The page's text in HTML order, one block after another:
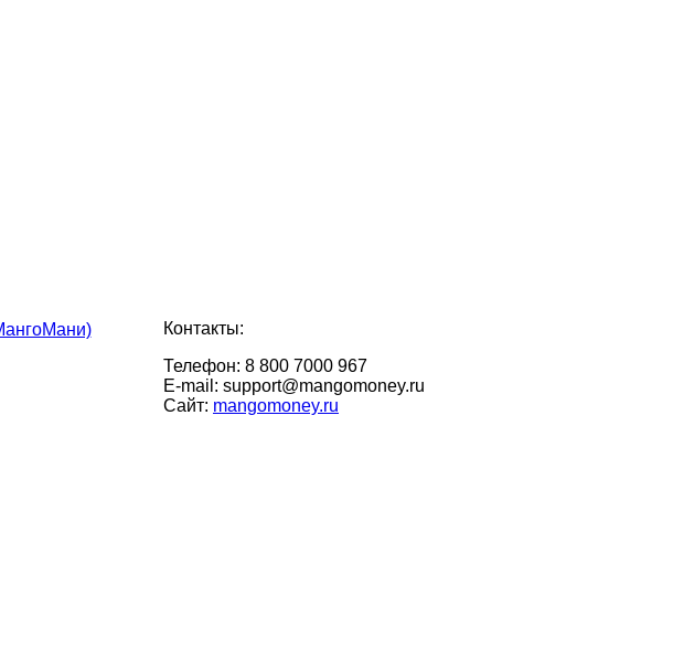
Контакты:
Телефон: 8 800 7000 967
E-mail: support@mangomoney.ru
Cайт: mangomoney.ru